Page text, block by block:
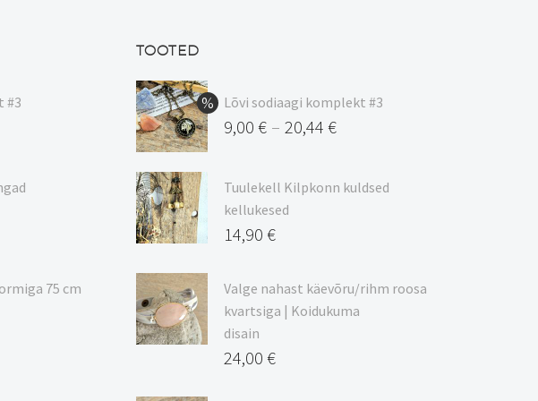
#3
75 cm
TOOTED
Lõvi sodiaagi komplekt #3
9,00 € – 20,44 €
9,00 €
kuni
20,44 €
Tuulekell Kilpkonn kuldsed
kellukesed
14,90 €
Valge nahast käevõru/rihm roosa
kvartsiga | Koidukuma
disain
24,00 €